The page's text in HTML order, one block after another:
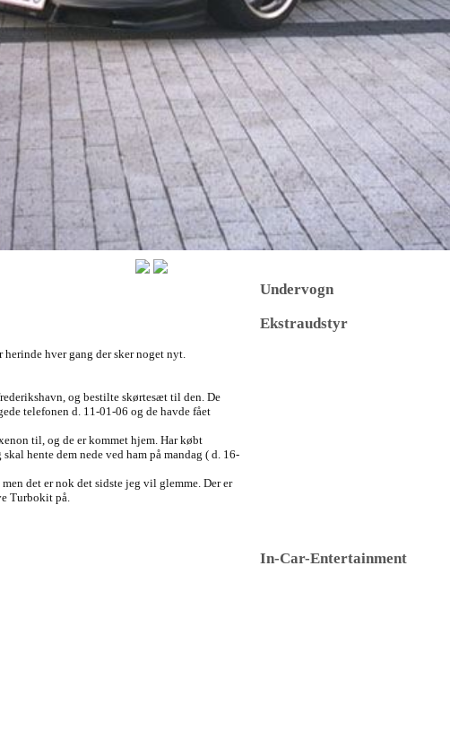
Undervogn
hver gang der sker noget nyt.
og bestilte skørtesæt til den. De
telefonen d. 11-01-06 og de havde fået
til, og de er kommet hjem. Har købt
hente dem nede ved ham på mandag ( d. 16-
det er nok det sidste jeg vil glemme. Der er
Turbokit på.
Ekstraudstyr
In-Car-Entertainment